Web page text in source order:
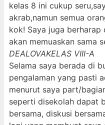
kelas 8 ini cukup
akrab,namun semua
kok! Saya juga berharap
akan memuaskan sama
DEALOVAKELAS VIII-A
Selama saya berada di
pengalaman yang pasti
menurut saya part/
seperti disekolah dapat
bersama, diskusi